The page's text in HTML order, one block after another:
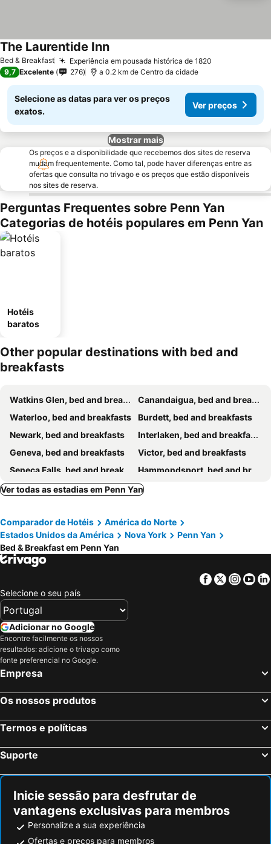
Bed & Breakfast Experiência em pousada histórica de 1820
The Laurentide InnVer preços
9,7 Excelente 276 a 0.2 km de Centro da cidade
Selecione as datas para ver os preços
exatos.
Ver preços
Mostrar mais
Os preços e a disponibilidade que recebemos dos sites de reserva
mudam frequentemente. Como tal, pode haver diferenças entre as
ofertas que consulta no trivago e os preços que estão disponíveis
nos sites de reserva.
Perguntas Frequentes sobre Penn Yan
Categorias de hotéis populares em Penn Yan
Hotéis
baratos
Other popular destinations with bed and
breakfasts
Watkins Glen, bed and breakfasts
Canandaigua, bed and breakfasts
Waterloo, bed and breakfasts
Burdett, bed and breakfasts
Newark, bed and breakfasts
Interlaken, bed and breakfasts
Geneva, bed and breakfasts
Victor, bed and breakfasts
Seneca Falls, bed and breakfasts
Hammondsport, bed and breakfasts
Newfield, bed and breakfasts
Bath, bed and breakfasts
Ver todas as estadias em Penn Yan
Comparador de Hotéis
América do Norte
Estados Unidos da América
Nova York
Penn Yan
Bed & Breakfast em Penn Yan
Facebook
Twitter
Selecione o seu país
Adicionar no Google
Encontre facilmente os nossos
resultados: adicione o trivago como
fonte preferencial no Google.
Empresa
Os nossos produtos
Termos e políticas
Suporte
Inicie sessão para desfrutar de
vantagens exclusivas para membros
Personalize a sua experiência
Ofertas e preços para membros